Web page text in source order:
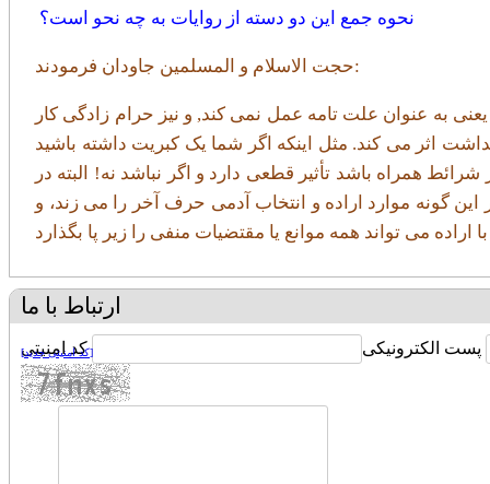
نحوه جمع این دو دسته از روایات به چه نحو است؟
حجت الاسلام و المسلمین جاودان فرمودند:
به عنوان علت تامه عمل نمی کند, و نيز حرام زادگی کار
اثر می کند. مثل اينکه اگر شما يک کبريت داشته باشيد
همراه باشد تأثير قطعی دارد و اگر نباشد نه! البته در
گونه موارد اراده و انتخاب آدمی حرف آخر را می زند، و
ارتباط با ما
پست الکترونیکی کد امنیتی[کد امنیتی جدید]